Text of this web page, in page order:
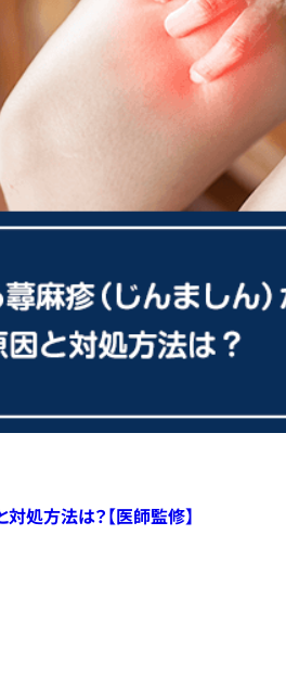
処方法は？【医師監修】